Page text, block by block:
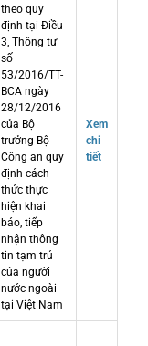
theo quy
định tại Điều
3, Thông tư
số
53/2016/TT-
BCA ngày
28/12/2016
của Bộ
trưởng Bộ
Công an quy
định cách
thức thực
hiện khai
báo, tiếp
nhận thông
tin tạm trú
của người
nước ngoài
tại Việt Nam
Xem
chi
tiết